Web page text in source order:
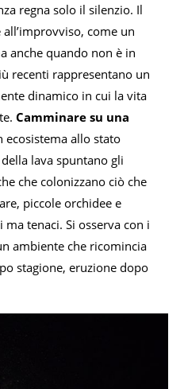
regna solo il silenzio. Il
come un
anche quando non è in
recenti rappresentano un
dinamico in cui la vita
Camminare su una
ecosistema allo stato
lava spuntano gli
che colonizzano ciò che
piccole orchidee e
tenaci. Si osserva con i
ambiente che ricomincia
stagione, eruzione dopo